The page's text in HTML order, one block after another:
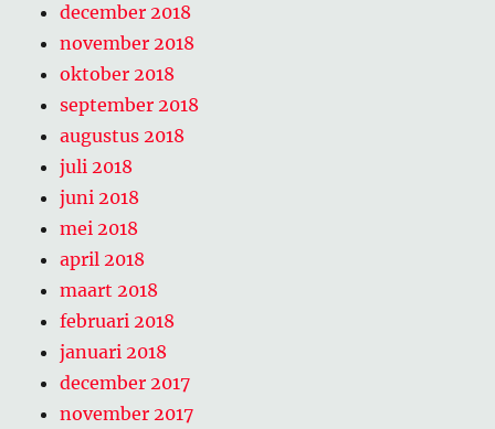
december 2018
november 2018
oktober 2018
september 2018
augustus 2018
juli 2018
juni 2018
mei 2018
april 2018
maart 2018
februari 2018
januari 2018
december 2017
november 2017